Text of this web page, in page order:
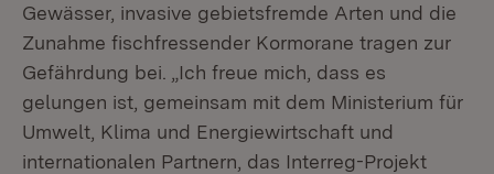
Gewässer, invasive gebietsfremde Arten und die
Zunahme fischfressender Kormorane tragen zur
Gefährdung bei. „Ich freue mich, dass es
gelungen ist, gemeinsam mit dem Ministerium für
Umwelt, Klima und Energiewirtschaft und
internationalen Partnern, das Interreg-Projekt